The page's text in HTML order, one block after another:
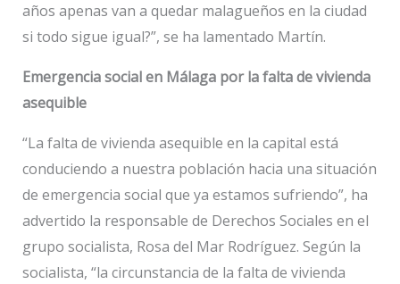
años apenas van a quedar malagueños en la ciudad
si todo sigue igual?”, se ha lamentado Martín.
Emergencia social en Málaga por la falta de vivienda
asequible
“La falta de vivienda asequible en la capital está
conduciendo a nuestra población hacia una situación
de emergencia social que ya estamos sufriendo”, ha
advertido la responsable de Derechos Sociales en el
grupo socialista, Rosa del Mar Rodríguez. Según la
socialista, “la circunstancia de la falta de vivienda